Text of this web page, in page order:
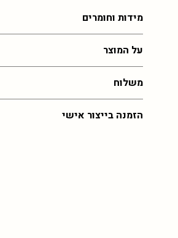
מידות וחומרים
על המוצר
בתוצאה ומעט במידות שלא מדויקות
משלוח
איסוף מהסטודיו בירושלים בחינם (בתיאום )
הזמנה בייצור אישי